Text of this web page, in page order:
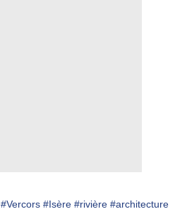
#Vercors #Isère #rivière #architecture